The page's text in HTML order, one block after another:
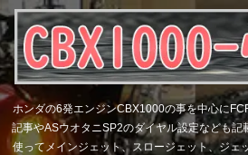
ホンダの6発エンジンCBX1000の事を中心に
記事やASウオタニSP2のダイヤル設定なども記
使ってメインジェット、スロージェット、ジェ